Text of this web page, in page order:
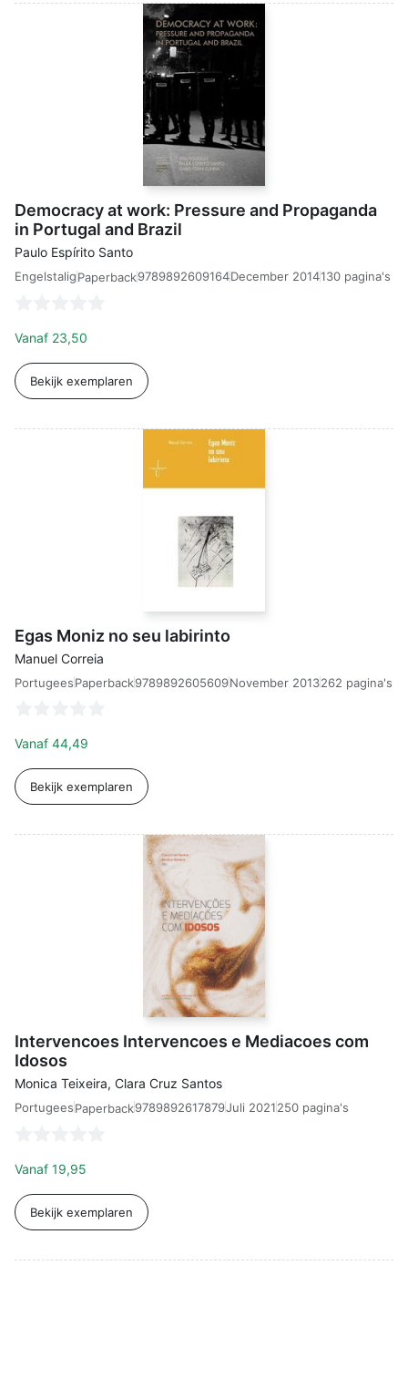
Democracy at work: Pressure and Propaganda
in Portugal and Brazil
Paulo Espírito Santo
EngelstaligPaperback9789892609164December 2014130 pagina's
Vanaf 23,50
Bekijk exemplaren
Egas Moniz no seu labirinto
Manuel Correia
PortugeesPaperback9789892605609November 2013262 pagina's
Vanaf 44,49
Bekijk exemplaren
Intervencoes Intervencoes e Mediacoes com
Idosos
Monica Teixeira, Clara Cruz Santos
PortugeesPaperback9789892617879Juli 2021250 pagina's
Vanaf 19,95
Bekijk exemplaren